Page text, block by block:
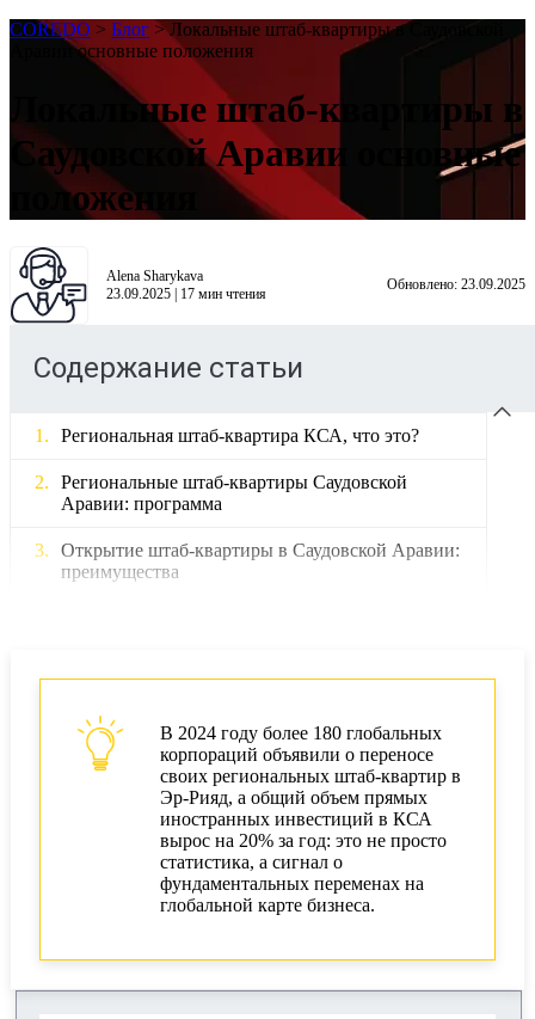
COREDO > Блог >Локальные штаб-квартиры в Саудовской
Аравии основные положения
Локальные штаб-квартиры в
Саудовской Аравии основные
положения
Alena Sharykava
23.09.2025 | 17 мин чтения
Обновлено: 23.09.2025
Содержание статьи
Региональная штаб-квартира КСА, что это?
Региональные штаб-квартиры Саудовской
Аравии: программа
Открытие штаб-квартиры в Саудовской Аравии:
преимущества
Что выбрать: материковую территорию или
СЭЗ?
Налоговые льготы для региональных штаб-
Налоговые стимулы для HQ: условия и
ограничения
Корпоративное налогообложение и отчетность
Комплаенс и AML сопровождение в КСА
В 2024 году более 180 глобальных
корпораций объявили о переносе
своих региональных штаб-квартир в
Эр-Рияд, а общий объем прямых
иностранных инвестиций в КСА
вырос на 20% за год: это не просто
статистика, а сигнал о
фундаментальных переменах на
глобальной карте бизнеса.